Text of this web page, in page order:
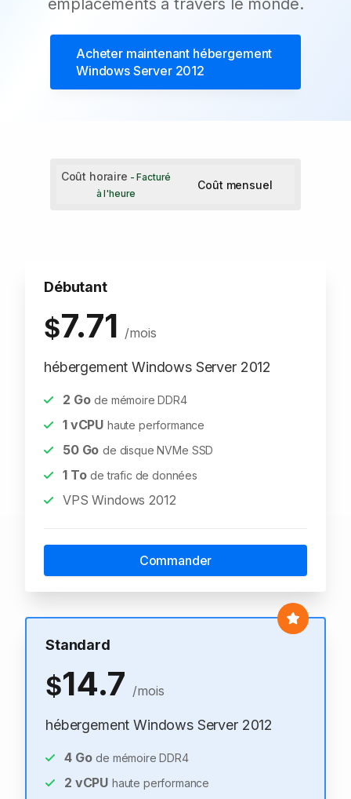
emplacements à travers le monde.
Acheter maintenant hébergement
Windows Server 2012
Coût horaire - Facturé
à l'heure
Coût mensuel
Débutant
$7.71 /mois
hébergement Windows Server 2012
2 Go de mémoire DDR4
1vCPU haute performance
50Go de disque NVMe SSD
1To de trafic de données
VPS Windows 2012
Commander
Standard
$14.7 /mois
hébergement Windows Server 2012
4Go de mémoire DDR4
2 vCPU haute performance